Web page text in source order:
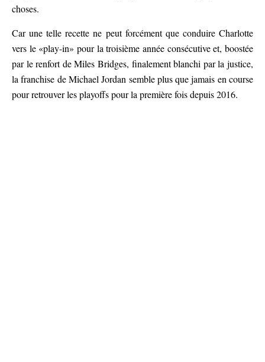
choses.
Car une telle recette ne peut forcément que conduire Charlotte
vers le «play-in» pour la troisième année consécutive et, boostée
par le renfort de Miles Bridges, finalement blanchi par la justice,
la franchise de Michael Jordan semble plus que jamais en course
pour retrouver les playoffs pour la première fois depuis 2016.